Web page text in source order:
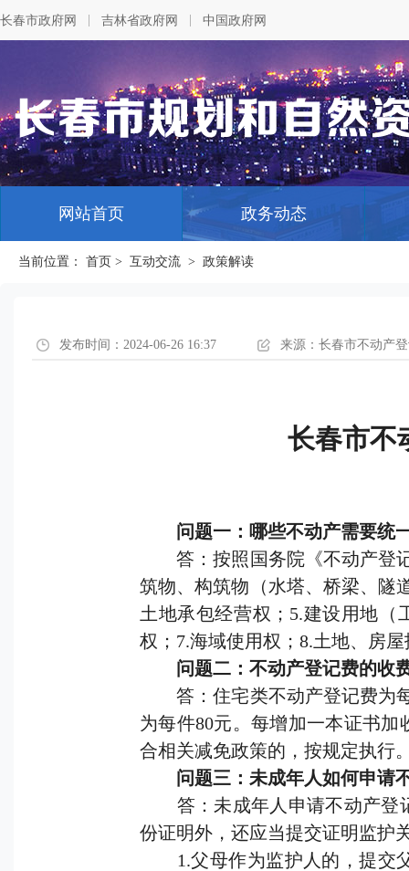
长春市政府网 吉林省政府网 中国政府网
网站首页 政务动态
当前位置： 首页 > 互动交流 > 政策解读
发布时间：2024-06-26 16:37 来源：长春市不动产
长春市不
问题一：哪些不动产需要统
答：按照国务院《不动产登记
筑物、构筑物（水塔、桥梁、隧
土地承包经营权；5.建设用地
权；7.海域使用权；8.土地、房
问题二：不动产登记费的收
答：住宅类不动产登记费为每
为每件80元。每增加一本证书
合相关减免政策的，按规定执行
问题三：未成年人如何申请
答：未成年人申请不动产登记
份证明外，还应当提交证明监护
1.父母作为监护人的，提交父